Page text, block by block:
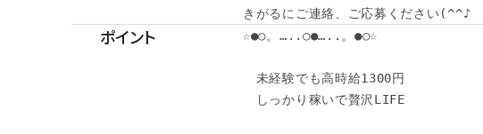
きがるにご連絡、ご応募ください(^^♪
ポイント ☆●○。…..○●…..。●○☆
未経験でも高時給1300円
しっかり稼いで贅沢LIFE